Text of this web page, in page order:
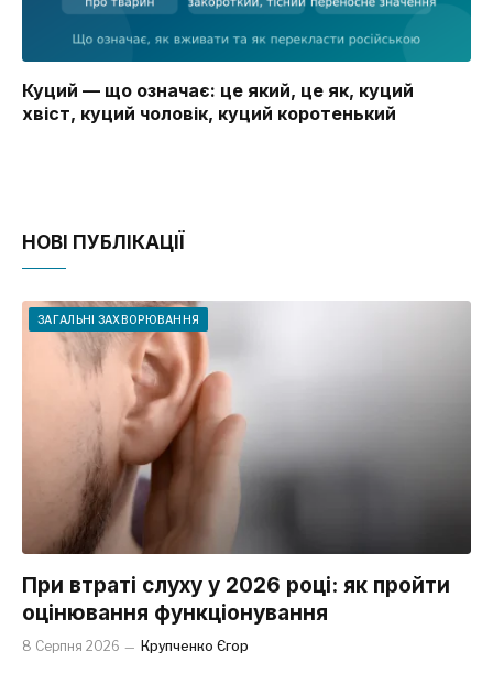
Куций — що означає: це який, це як, куций
хвіст, куций чоловік, куций коротенький
НОВІ ПУБЛІКАЦІЇ
ЗАГАЛЬНІ ЗАХВОРЮВАННЯ
При втраті слуху у 2026 році: як пройти
оцінювання функціонування
8 Серпня 2026 Крупченко Єгор